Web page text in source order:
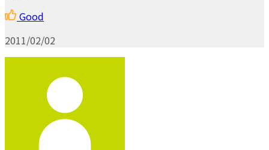
Good
2011/02/02